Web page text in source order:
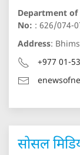
Department
No: : 626/074-
Address:
+977 01-
सोसल